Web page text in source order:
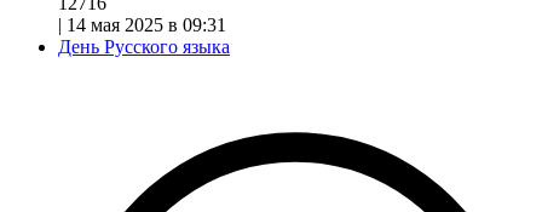
| 14 мая 2025 в 09:31
День Русского языка